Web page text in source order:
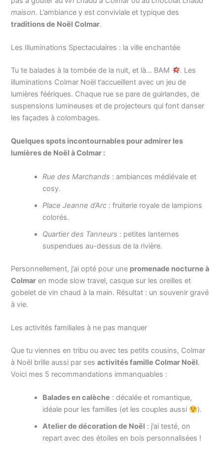
maison. L’ambiance y est conviviale et typique des
traditions de Noël Colmar.
Les Illuminations Spectaculaires : la ville enchantée
Tu te balades à la tombée de la nuit, et là… BAM
. Les
illuminations Colmar Noël t’accueillent avec un jeu de
lumières féériques. Chaque rue se pare de guirlandes, de
suspensions lumineuses et de projecteurs qui font danser
les façades à colombages.
Quelques spots incontournables pour admirer les
lumières de Noël à Colmar :
Rue des Marchands : ambiances médiévale et
cosy.
Place Jeanne d’Arc : fruiterie royale de lampions
colorés.
Quartier des Tanneurs : petites lanternes
suspendues au-dessus de la rivière.
Personnellement, j’ai opté pour une promenade nocturne à
Colmar en mode slow travel, casque sur les oreilles et
gobelet de vin chaud à la main. Résultat : un souvenir gravé
à vie.
Les activités familiales à ne pas manquer
Que tu viennes en tribu ou avec tes petits cousins, Colmar
à Noël brille aussi par sesactivités famille Colmar Noël.
Voici mes 5 recommandations immanquables :
Balades en calèche : décalée et romantique,
idéale pour les familles (et les couples aussi
).
Atelier de décoration de Noël : j’ai testé, on
repart avec des étoiles en bois personnalisées !